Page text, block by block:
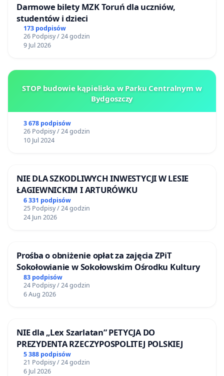
Darmowe bilety MZK Toruń dla uczniów,
studentów i dzieci
173 podpisów
26 Podpisy / 24 godzin
9 Jul 2026
STOP budowie kąpieliska w Parku Centralnym w
Bydgoszczy
3 678 podpisów
26 Podpisy / 24 godzin
10 Jul 2024
NIE DLA SZKODLIWYCH INWESTYCJI W LESIE
ŁAGIEWNICKIM I ARTURÓWKU
6 331 podpisów
25 Podpisy / 24 godzin
24 Jun 2026
Prośba o obniżenie opłat za zajęcia ZPiT
Sokołowianie w Sokołowskim Ośrodku Kultury
83 podpisów
24 Podpisy / 24 godzin
6 Aug 2026
NIE dla „Lex Szarlatan” PETYCJA DO
PREZYDENTA RZECZYPOSPOLITEJ POLSKIEJ
5 388 podpisów
21 Podpisy / 24 godzin
6 Jul 2026